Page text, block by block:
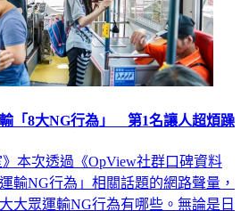
「8大NG行為」 第1名讓人超煩躁
》本次透過《OpView社群口碑資料
輸NG行為」相關話題的網路聲量，
大眾運輸NG行為有哪些。無論是日